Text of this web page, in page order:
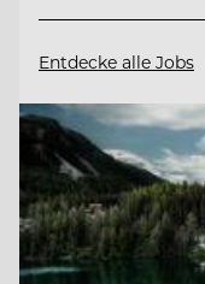
Entdecke alle Jobs